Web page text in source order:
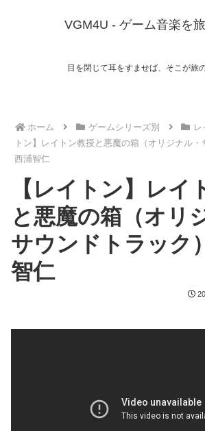
VGM4U - ゲーム音楽を
目を閉じて耳をすませば、そこが旅
ホーム ゲームシリーズ別 レ
トン】レイトン教授と悪魔の箱（オリジナル
西浦智仁
【レイトン】レイ
と悪魔の箱（オリ
サウンドトラック
智仁